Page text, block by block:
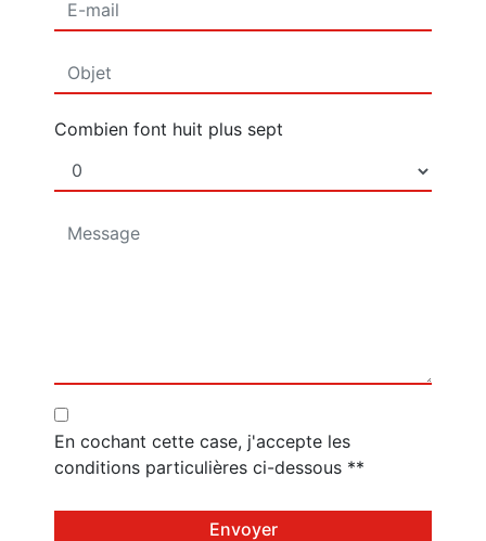
Combien font huit plus sept
En cochant cette case, j'accepte les
conditions particulières ci-dessous **
Envoyer